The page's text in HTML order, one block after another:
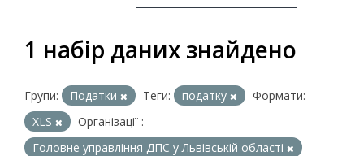
1 набір даних знайдено
Групи: Податки Теги: податку
Формати:
XLS
Організації :
Головне управління ДПС у Львівській області